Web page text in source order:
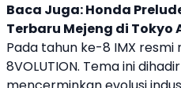
Baca Juga:Honda
Terbaru Mejeng di Tokyo
Pada tahun ke-8 IMX
8VOLUTION. Tema ini